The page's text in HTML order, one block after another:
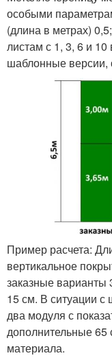
особыми
(длина в метрах)
листам с 1, 3, 6 и
шаблонные версии,
Пример расчета:
вертикальное
заказные варианты
15 см. В ситуации
два модуля с
дополнительные 65
материала.